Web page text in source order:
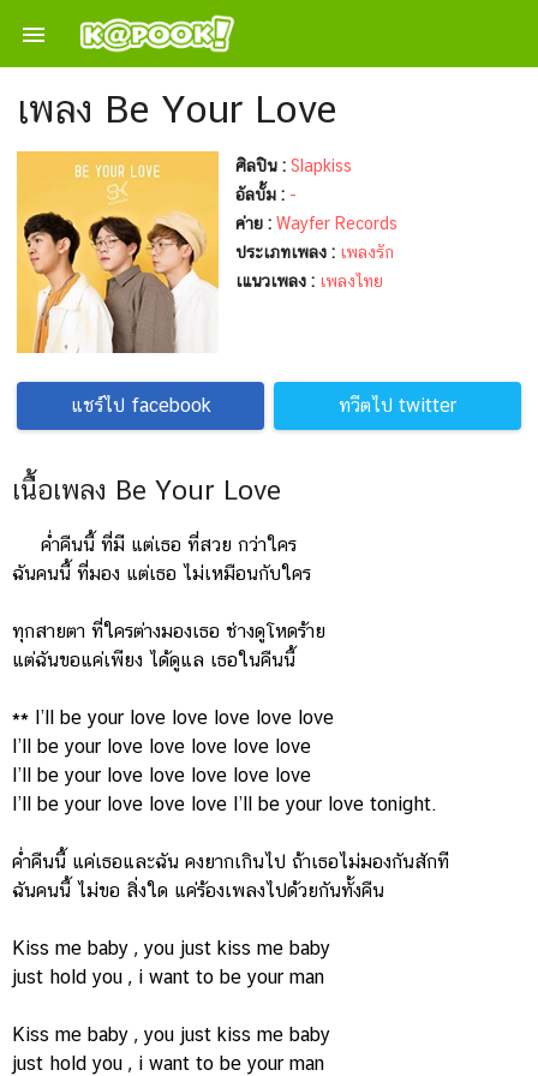

เพลง Be Your Love
ศิลปิน : Slapkiss
อัลบั้ม : -
ค่าย : Wayfer Records
ประเภทเพลง : เพลงรัก
เแนวเพลง : เพลงไทย
แชร์ไป facebook ทวีตไป twitter
เนื้อเพลง Be Your Love
ค่ำคืนนี้ ที่มี แต่เธอ ที่สวย กว่าใคร
ฉันคนนี้ ที่มอง แต่เธอ ไม่เหมือนกับใคร
ทุกสายตา ที่ใครต่างมองเธอ ช่างดูโหดร้าย
แต่ฉันขอแค่เพียง ได้ดูแล เธอในคืนนี้
** I’ll be your love love love love love
I’ll be your love love love love love
I’ll be your love love love love love
I’ll be your love love love I’ll be your love tonight.
ค่ำคืนนี้ แค่เธอและฉัน คงยากเกินไป ถ้าเธอไม่มองกันสักที
ฉันคนนี้ ไม่ขอ สิ่งใด แค่ร้องเพลงไปด้วยกันทั้งคืน
Kiss me baby , you just kiss me baby
just hold you , i want to be your man
Kiss me baby , you just kiss me baby
just hold you , i want to be your man